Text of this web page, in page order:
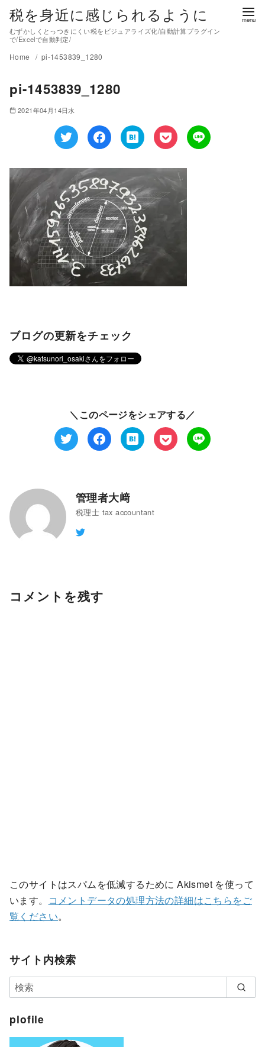
税を身近に感じられるように
むずかしくとっつきにくい税をビジュアライズ化/自動計算プラグイン
で/Excelで自動判定/
Home pi-1453839_1280
pi-1453839_1280
2021年04月14日水
ブログの更新をチェック
＼このページをシェアする／
管理者大﨑
税理士 tax accountant
コメントを残す
このサイトはスパムを低減するために Akismet を使って
います。
コメントデータの処理方法の詳細はこちらをご
覧ください。
サイト内検索
plofile